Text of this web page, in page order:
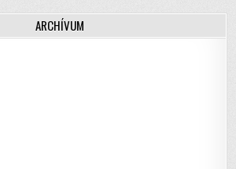
ARCHÍVUM